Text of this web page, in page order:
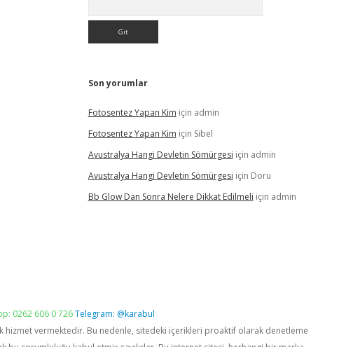
Son yorumlar
Fotosentez Yapan Kim için admin
Fotosentez Yapan Kim için Sibel
Avustralya Hangi Devletin Sömürgesi için admin
Avustralya Hangi Devletin Sömürgesi için Doru
Bb Glow Dan Sonra Nelere Dikkat Edilmeli için admin
0262 606 0 726Telegram: @karabul
hizmet vermektedir. Bu nedenle, sitedeki içerikleri proaktif olarak denetleme